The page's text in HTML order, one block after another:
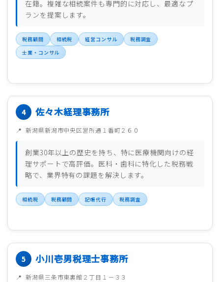
在籍。複雑な相続案件も専門的に対応し、最適なプ
ランを提案します。
税務顧問 相続税 経営コンサル
税務調査
士業・コンサル
佐々木経理事務所
新潟県新潟市中央区営所通１番町２６０
創業30年以上の歴史を持ち、特に医療機関向けの経
理サポートで高評価。医科・歯科に特化した税務戦
略で、業界特有の課題を解決します。
相続税 税務顧問 記帳代行 税務調査
小川壱男税理士事務所
新潟県三条市東裏館２丁目１－３３